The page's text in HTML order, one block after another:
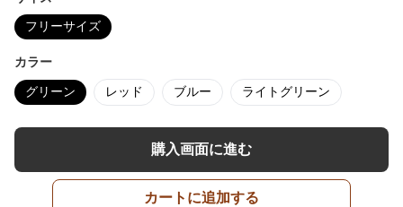
フリーサイズ
カラー
グリーン レッド ブルー ライトグリーン
購入画面に進む
カートに追加する